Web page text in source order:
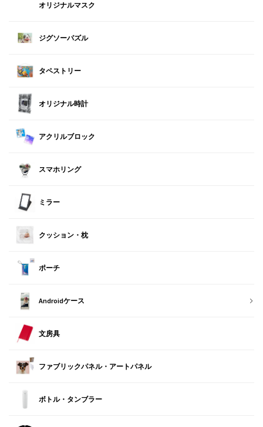
オリジナルマスク
ジグソーパズル
タペストリー
オリジナル時計
アクリルブロック
スマホリング
ミラー
クッション・枕
ポーチ
Androidケース
文房具
ファブリックパネル・アートパネル
ボトル・タンブラー